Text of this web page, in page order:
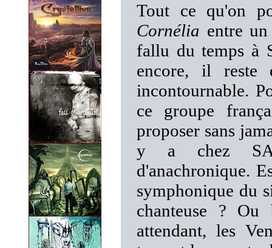
Tout ce qu'on
Cornélia entre
fallu du temps à
encore, il reste
incontournable.
ce groupe
proposer sans
y a chez
d'anachronique.
symphonique du
chanteuse ?
attendant, les